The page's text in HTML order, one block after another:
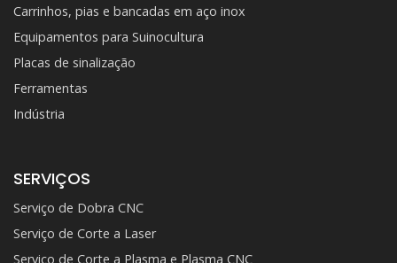
Carrinhos, pias e bancadas em aço inox
Equipamentos para Suinocultura
Placas de sinalização
Ferramentas
Indústria
SERVIÇOS
Serviço de Dobra CNC
Serviço de Corte a Laser
Serviço de Corte a Plasma e Plasma CNC